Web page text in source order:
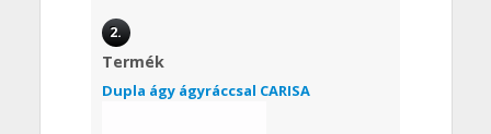
2.
Termék
Dupla ágy ágyráccsal CARISA